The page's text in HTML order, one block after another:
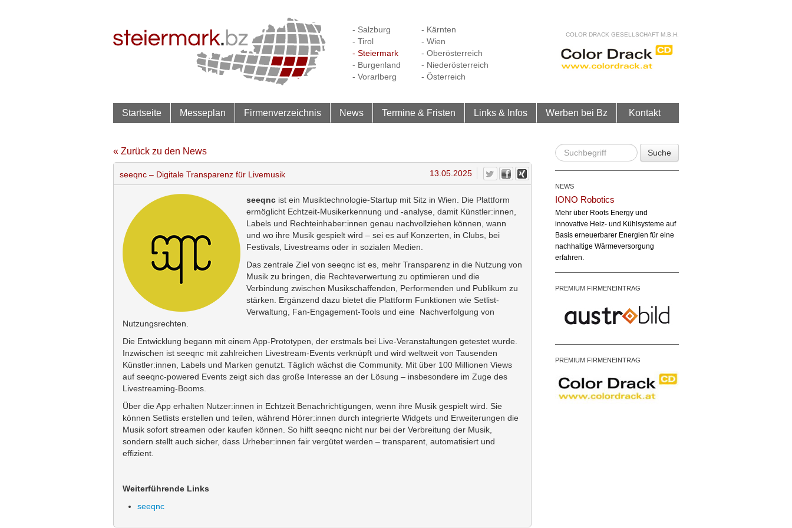
- Salzburg
- Tirol
- Steiermark
- Burgenland
- Vorarlberg
- Kärnten
- Wien
- Oberösterreich
- Niederösterreich
- Österreich
COLOR DRACK GESELLSCHAFT M.B.H.
Startseite Messeplan Firmenverzeichnis News Termine & Fristen Links & Infos Werben bei Bz Kontakt
« Zurück zu den News
seeqnc – Digitale Transparenz für Livemusik 13.05.2025
seeqnc ist ein Musiktechnologie-Startup mit Sitz in Wien. Die Plattform
ermöglicht Echtzeit-Musikerkennung und -analyse, damit Künstler:innen,
Labels und Rechteinhaber:innen genau nachvollziehen können, wann
und wo ihre Musik gespielt wird – sei es auf Konzerten, in Clubs, bei
Festivals, Livestreams oder in sozialen Medien.
Das zentrale Ziel von seeqnc ist es, mehr Transparenz in die Nutzung von
Musik zu bringen, die Rechteverwertung zu optimieren und die
Verbindung zwischen Musikschaffenden, Performenden und Publikum zu
stärken. Ergänzend dazu bietet die Plattform Funktionen wie Setlist-
Verwaltung, Fan-Engagement-Tools und eine Nachverfolgung von
Nutzungsrechten.
Die Entwicklung begann mit einem App-Prototypen, der erstmals bei Live-Veranstaltungen getestet wurde.
Inzwischen ist seeqnc mit zahlreichen Livestream-Events verknüpft und wird weltweit von Tausenden
Künstler:innen, Labels und Marken genutzt. Täglich wächst die Community. Mit über 100 Millionen Views
auf seeqnc-powered Events zeigt sich das große Interesse an der Lösung – insbesondere im Zuge des
Livestreaming-Booms.
Über die App erhalten Nutzer:innen in Echtzeit Benachrichtigungen, wenn ihre Musik gespielt wird. Sie
können Setlists erstellen und teilen, während Hörer:innen durch integrierte Widgets und Erweiterungen die
Musik sofort streamen oder kaufen können. So hilft seeqnc nicht nur bei der Verbreitung der Musik,
sondern stellt auch sicher, dass Urheber:innen fair vergütet werden – transparent, automatisiert und
effizient.
Weiterführende Links
seeqnc
Suche
NEWS
IONO Robotics
Mehr über Roots Energy und
innovative Heiz- und Kühlsysteme auf
Basis erneuerbarer Energien für eine
nachhaltige Wärmeversorgung
erfahren.
PREMIUM FIRMENEINTRAG
PREMIUM FIRMENEINTRAG